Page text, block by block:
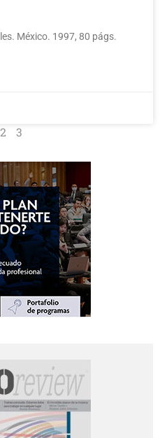
México. 1997, 80 págs.
2 3